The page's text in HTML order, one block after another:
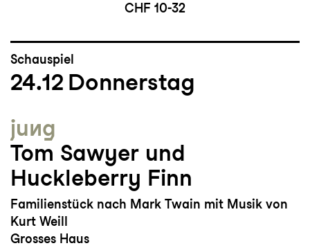
CHF 10-32
Schauspiel
24.12 Donnerstag
jung
Tom Sawyer und
Huckleberry Finn
Familienstück nach Mark Twain mit Musik von
Kurt Weill
Grosses Haus